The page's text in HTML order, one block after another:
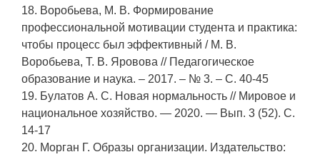
18. Воробьева, М. В. Формирование
профессиональной мотивации студента и практика:
чтобы процесс был эффективный / М. В.
Воробьева, Т. В. Яровова // Педагогическое
образование и наука. – 2017. – № 3. – С. 40-45
19. Булатов А. С. Новая нормальность // Мировое и
национальное хозяйство. — 2020. — Вып. 3 (52). С.
14-17
20. Морган Г. Образы организации. Издательство: